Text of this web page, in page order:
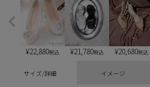
¥22,880税込 ¥21,780税込 ¥20,680税込
サイズ/詳細 イメージ